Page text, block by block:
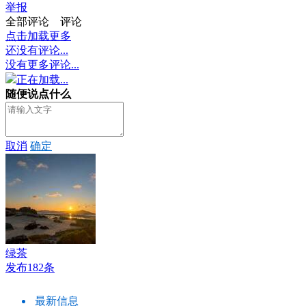
举报
全部评论
评论
点击加载更多
还没有评论...
没有更多评论...
正在加载...
随便说点什么
取消 确定
绿茶
发布182条
最新信息